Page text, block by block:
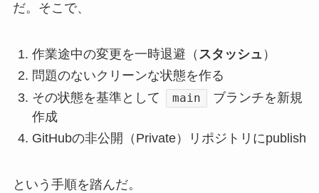
だ。そこで、
作業途中の変更を一時退避（ スタッシュ ）
問題のないクリーンな状態を作る
その状態を基準として
main
ブランチを新規
作成
GitHubの非公開（Private）リポジトリにpublish
という手順を踏んだ。